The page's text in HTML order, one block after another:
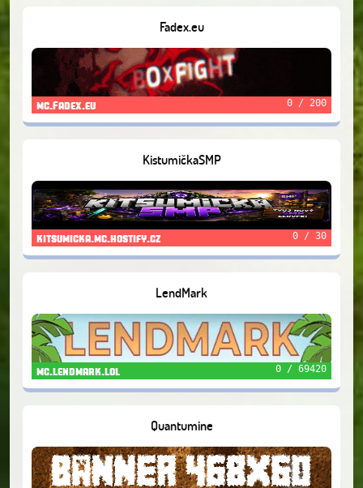
Fadex.eu
mc.Fadex.eu 0 / 200
KistumičkaSMP
kitsumicka.mc.hostify.cz 0 / 30
LendMark
mc.lendmark.lol 0 / 69420
Quantumine